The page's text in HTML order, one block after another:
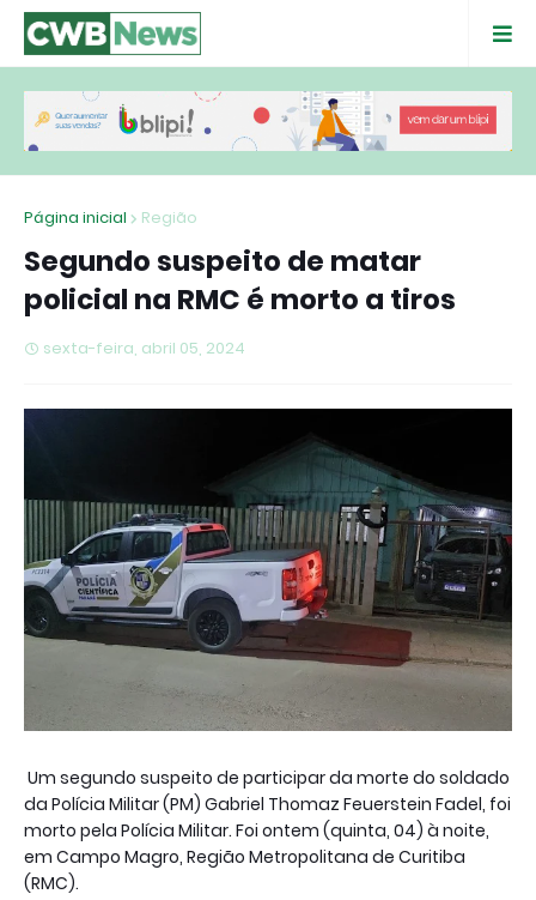
Página inicial Região
Segundo suspeito de matar
policial na RMC é morto a tiros
sexta-feira, abril 05, 2024
Um segundo suspeito de participar da morte do soldado
da Polícia Militar (PM) Gabriel Thomaz Feuerstein Fadel, foi
morto pela Polícia Militar. Foi ontem (quinta, 04) à noite,
em Campo Magro, Região Metropolitana de Curitiba
(RMC).